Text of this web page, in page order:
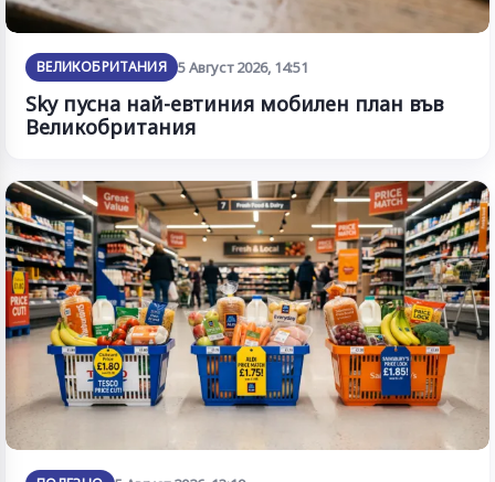
ВЕЛИКОБРИТАНИЯ 5 Август 2026, 14:51
Sky пусна най-евтиния мобилен план във
Великобритания